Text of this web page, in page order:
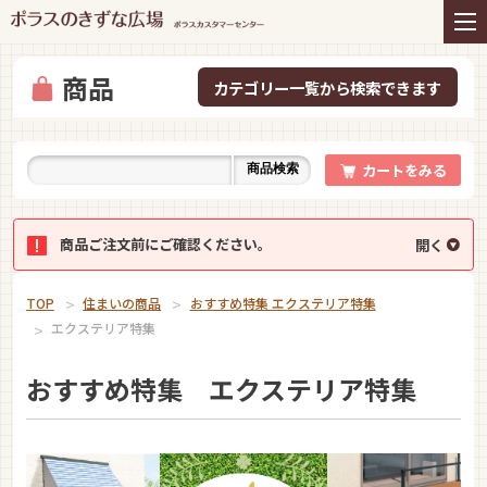
住まいの商品
インテリアコーディネー
ト
アフターサービス
プレゼント＆コミュニテ
イベント お問い合わせ
商品
商品検索 カートをみる
商品ご注文前にご確認ください。
TOP 住まいの商品
おすすめ特集 エクステリア特集
エクステリア特集
おすすめ特集 エクステリア特集